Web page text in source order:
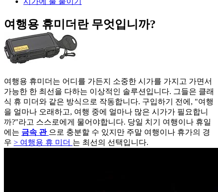
여행용 휴미더란 무엇입니까?
여행용 휴미더는 어디를 가든지 소중한 시가를 가지고 가면서
가능한 한 최선을 다하는 이상적인 솔루션입니다. 그들은 클래
식 휴 미더와 같은 방식으로 작동합니다. 구입하기 전에, "여행
을 얼마나 오래하고, 여행 중에 얼마나 많은 시가가 필요합니
까?"라고 스스로에게 물어야합니다. 당일 치기 여행이나 휴일
에는 금속 관 으로 충분할 수 있지만 주말 여행이나 휴가의 경
우 > 여행용 휴 미더 는 최선의 선택입니다.